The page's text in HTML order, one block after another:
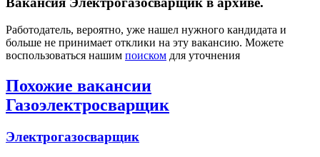
Работодатель, вероятно, уже нашел нужного кандидата и
больше не принимает отклики на эту вакансию. Можете
воспользоваться нашим поиском для уточнения
Похожие вакансии
Газоэлектросварщик
Электрогазосварщик